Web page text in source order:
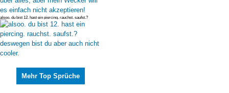
alsoo. du bist 12. hast ein piercing. rauchst. saufst.?
deswegen bist du
Mehr Top Sprüche